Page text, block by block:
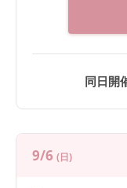
同日開
9/6 (日)